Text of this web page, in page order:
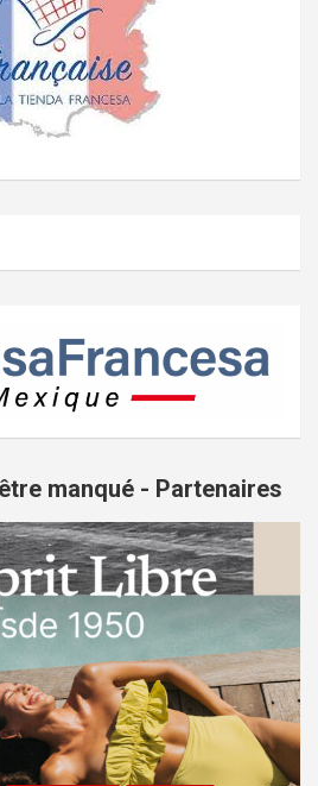
manqué - Partenaires